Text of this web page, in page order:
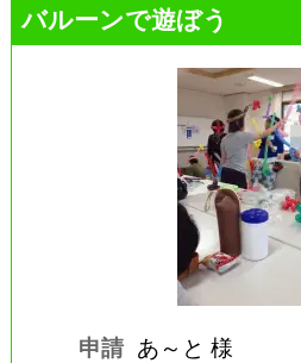
バルーンで遊ぼう
申請 あ～と 様